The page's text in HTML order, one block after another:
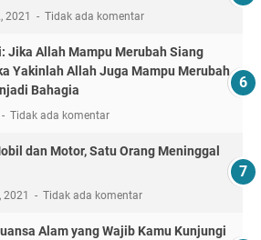
2021 Tidak ada komentar
Jika Allah Mampu Merubah Siang
Yakinlah Allah Juga Mampu Merubah
Bahagia
Tidak ada komentar
dan Motor, Satu Orang Meninggal
2021 Tidak ada komentar
Alam yang Wajib Kamu Kunjungi